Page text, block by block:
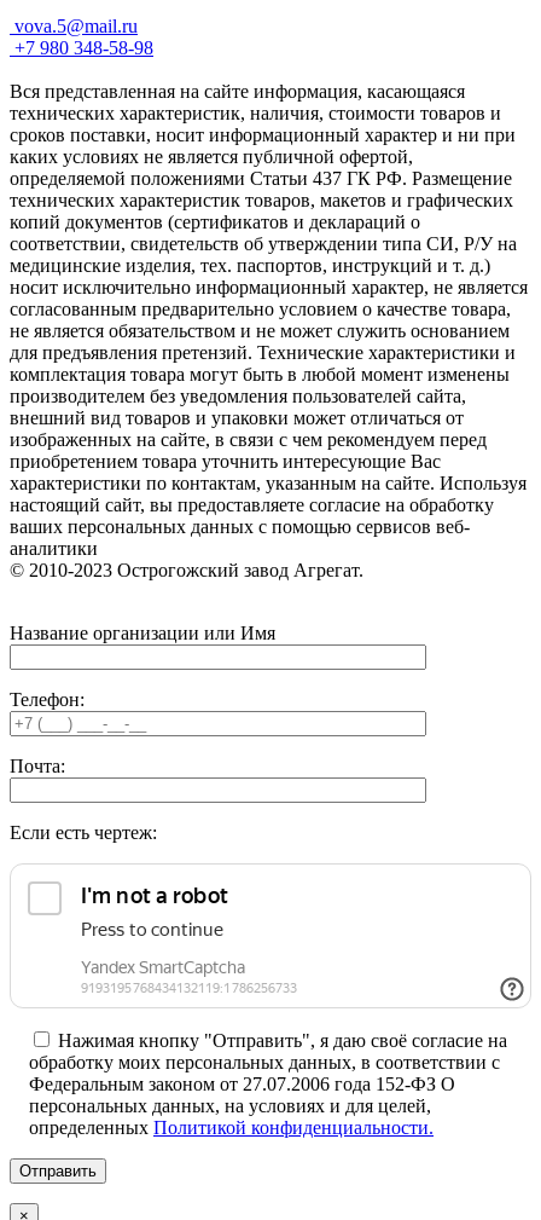
vova.5@mail.ru
+7 980 348-58-98
Вся представленная на сайте информация, касающаяся
технических характеристик, наличия, стоимости товаров и
сроков поставки, носит информационный характер и ни при
каких условиях не является публичной офертой,
определяемой положениями Статьи 437 ГК РФ. Размещение
технических характеристик товаров, макетов и графических
копий документов (сертификатов и деклараций о
соответствии, свидетельств об утверждении типа СИ, Р/У на
медицинские изделия, тех. паспортов, инструкций и т. д.)
носит исключительно информационный характер, не является
согласованным предварительно условием о качестве товара,
не является обязательством и не может служить основанием
для предъявления претензий. Технические характеристики и
комплектация товара могут быть в любой момент изменены
производителем без уведомления пользователей сайта,
внешний вид товаров и упаковки может отличаться от
изображенных на сайте, в связи с чем рекомендуем перед
приобретением товара уточнить интересующие Вас
характеристики по контактам, указанным на сайте. Используя
настоящий сайт, вы предоставляете согласие на обработку
ваших персональных данных с помощью сервисов веб-
аналитики
© 2010-2023 Острогожский завод Агрегат.
Название организации или Имя
Телефон:
Почта:
Если есть чертеж:
Нажимая кнопку "Отправить", я даю своё согласие на
обработку моих персональных данных, в соответствии с
Федеральным законом от 27.07.2006 года 152-ФЗ О
персональных данных, на условиях и для целей,
определенных Политикой конфиденциальности.
×